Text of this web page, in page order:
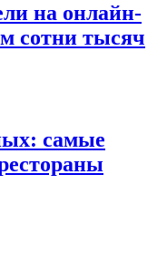
на онлайн-
сотни тысяч
самые